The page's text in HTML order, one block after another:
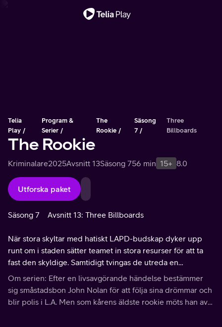
Telia
Play
Program &
Serier
The
Rookie
Säsong
7
Three
Billboards
The Rookie
Kriminalare2025Avsnitt 13Säsong 756 min 15+ 8.0
Utforska paket
Säsong 7 Avsnitt 13: Three Billboards
När stora skyltar med hatiskt LAPD-budskap dyker upp
runt om i staden sätter teamet in stora resurser för att ta
fast den skyldige. Samtidigt tvingas de utreda en
bilbombs-explosion. Miles återser en gammal vän och
John och Bailey överväger adoption.
Om serien: Efter en livsavgörande händelse bestämmer
sig småstadsbon John Nolan för att följa sina drömmar och
blir polis i L.A. Men som kårens äldste rookie möts han av